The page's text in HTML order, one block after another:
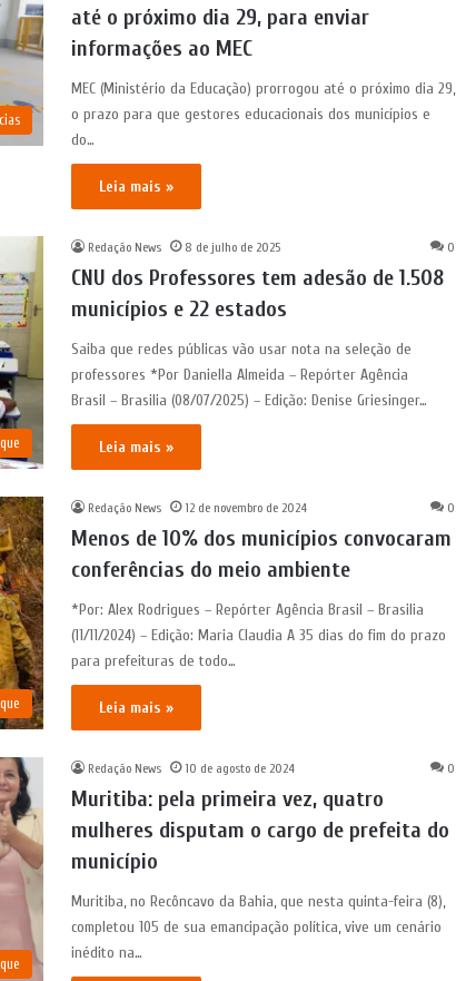
até o próximo dia 29, para enviar
informações ao MEC
MEC (Ministério da Educação) prorrogou até o próximo dia 29,
o prazo para que gestores educacionais dos municípios e
do…
Leia mais »
Redação News 8 de julho de 2025 0
CNU dos Professores tem adesão de 1.508
municípios e 22 estados
Saiba que redes públicas vão usar nota na seleção de
professores *Por Daniella Almeida – Repórter Agência
Brasil – Brasilia (08/07/2025) – Edição: Denise Griesinger…
Leia mais »
Redação News 12 de novembro de 2024 0
Menos de 10% dos municípios convocaram
conferências do meio ambiente
*Por: Alex Rodrigues – Repórter Agência Brasil – Brasilia
(11/11/2024) – Edição: Maria Claudia A 35 dias do fim do prazo
para prefeituras de todo…
Leia mais »
Redação News 10 de agosto de 2024 0
Muritiba: pela primeira vez, quatro
mulheres disputam o cargo de prefeita do
município
Muritiba, no Recôncavo da Bahia, que nesta quinta-feira (8),
completou 105 de sua emancipação política, vive um cenário
inédito na…